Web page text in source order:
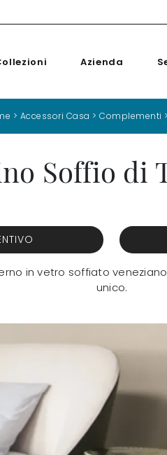
Azienda
> Accessori Casa >Complementi
Soffio di
in vetro soffiato
unico.